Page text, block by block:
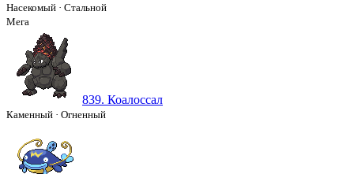
Насекомый · Стальной
Мега
839. Коалоссал
Каменный · Огненный